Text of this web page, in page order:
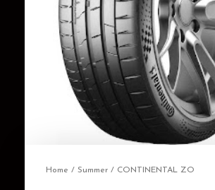
Home / Summer / CONTINENTAL ZO